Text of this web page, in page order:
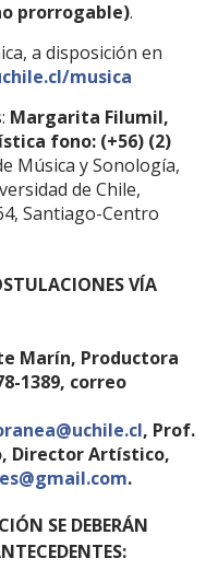
prorrogable).
a disposición en
musica
Margarita Filumil,
fono: (+56) (2)
Música y Sonología,
de Chile,
Santiago-Centro
VÍA
Marín, Productora
1389, correo
, Prof.
Director Artístico,
.
SE DEBERÁN